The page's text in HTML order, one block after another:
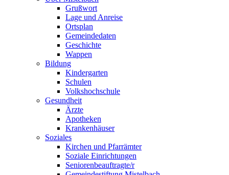
Grußwort
Lage und Anreise
Ortsplan
Gemeindedaten
Geschichte
Wappen
Bildung
Kindergarten
Schulen
Volkshochschule
Gesundheit
Ärzte
Apotheken
Krankenhäuser
Soziales
Kirchen und Pfarrämter
Soziale Einrichtungen
Seniorenbeauftragte/r